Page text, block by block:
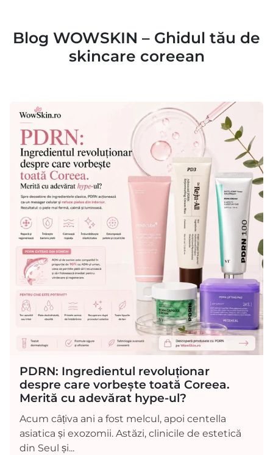
Blog WOWSKIN – Ghidul tău de
skincare coreean
PDRN: Ingredientul revoluționar
despre care vorbește toată Coreea.
Merită cu adevărat hype-ul?
Acum câțiva ani a fost melcul, apoi centella
asiatica și exozomii. Astăzi, clinicile de estetică
din Seul și...